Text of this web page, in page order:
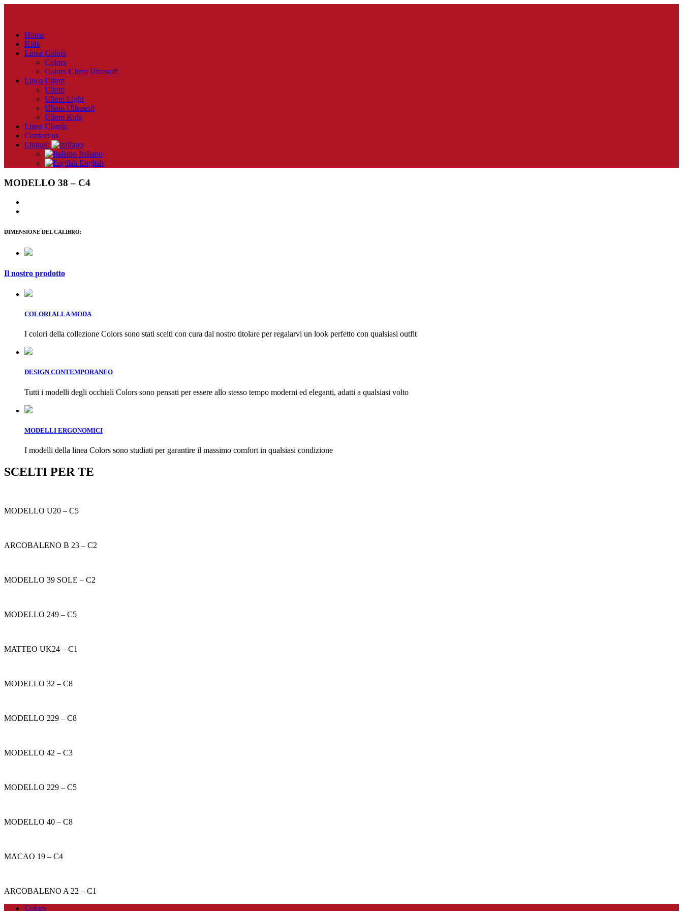
Home
Kids
Linea Colors
Colors
Colors Ultem Ultrasoft
Linea Ultem
Ultem
Ultem Light
Ultem Ultrasoft
Ultem Kids
Linea Classic
Contact us
Lingua:
Italiano
English
MODELLO 38 – C4
DIMENSIONE DEL CALIBRO:
Il nostro prodotto
COLORI ALLA MODA
I colori della collezione Colors sono stati scelti con cura dal nostro titolare per regalarvi un look perfetto con qualsiasi outfit
DESIGN CONTEMPORANEO
Tutti i modelli degli occhiali Colors sono pensati per essere allo stesso tempo moderni ed eleganti, adatti a qualsiasi volto
MODELLI ERGONOMICI
I modelli della linea Colors sono studiati per garantire il massimo comfort in qualsiasi condizione
SCELTI PER TE
MODELLO U20 – C5
ARCOBALENO B 23 – C2
MODELLO 39 SOLE – C2
MODELLO 249 – C5
MATTEO UK24 – C1
MODELLO 32 – C8
MODELLO 229 – C8
MODELLO 42 – C3
MODELLO 229 – C5
MODELLO 40 – C8
MACAO 19 – C4
ARCOBALENO A 22 – C1
Colors